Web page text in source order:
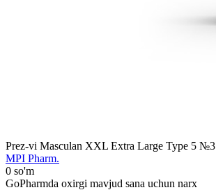
Prez-vi Masculan XXL Extra Large Type 5 №3
MPI Pharm.
0 so'm
GoPharmda oxirgi mavjud sana uchun narx